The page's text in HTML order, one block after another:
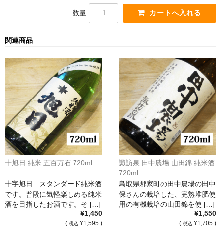
France/ﾌﾗﾝｽ
Petitjean Pienne（ﾌﾟﾁｼﾞｬﾝ･ﾋﾟｴﾝﾇ）
Valerie Frison（ｳﾞｧﾚﾘｰ･ﾌﾘｿﾞﾝ）
France Bourgogone/ﾌﾗﾝｽ･ﾌﾞﾙｺﾞｰﾆｭ
Pattes Loup（ﾊﾟｯﾄ・ﾙｰ）
Marcel Lapierre（ﾏﾙｾﾙ・ﾗﾋﾟｴｰﾙ）
Philippe Jambon（ﾌｨﾘｯﾌﾟ･ｼﾞｬﾝﾎﾞﾝ）
Roblet Monnot（ﾛﾌﾞﾚ･ﾓﾉ）
France Cotes du Rhone /ﾌﾗﾝｽ･ｺｰﾄ･ﾃﾞｭ･ﾛｰﾇ
数量
関連商品
十旭日 純米 五百万石 720ml
十字旭日 スタンダード純米酒
です。普段に気軽楽しめる純米
酒を目指したお酒です。そ […]
¥1,450
( 税込 ¥1,595 )
諏訪泉 田中農場 山田錦 純米酒
720ml
鳥取県郡家町の田中農場の田中
保さんの栽培した、完熟堆肥使
用の有機栽培の山田錦を使 […]
¥1,550
( 税込 ¥1,705 )